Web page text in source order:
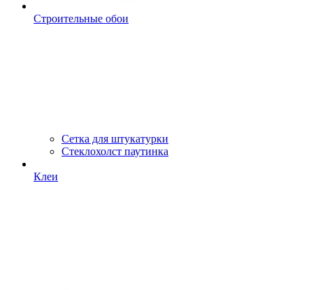
Строительные обои
Сетка для штукатурки
Стеклохолст паутинка
Клеи